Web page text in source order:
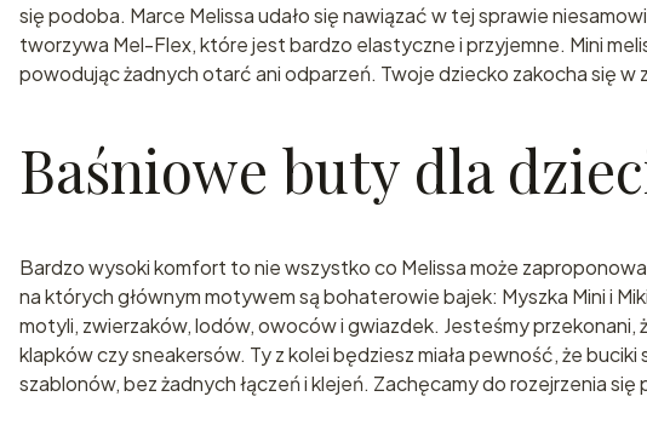
się podoba. Marce Melissa udało się nawiązać w tej sprawie
tworzywa Mel-Flex, które jest bardzo elastyczne i przyjemne. Mini
powodując żadnych otarć ani odparzeń. Twoje dziecko zakocha się
Baśniowe buty dla
Bardzo wysoki komfort to nie wszystko co Melissa może
na których głównym motywem są bohaterowie bajek: Myszka Mini i
motyli, zwierzaków, lodów, owoców i gwiazdek. Jesteśmy przekonani,
klapków czy sneakersów. Ty z kolei będziesz miała pewność, że
szablonów, bez żadnych łączeń i klejeń. Zachęcamy do rozejrzenia